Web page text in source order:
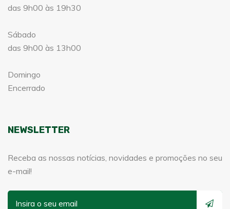
das 9h00 às 19h30
Sábado
das 9h00 às 13h00
Domingo
Encerrado
NEWSLETTER
Receba as nossas notícias, novidades e promoções no seu
e-mail!